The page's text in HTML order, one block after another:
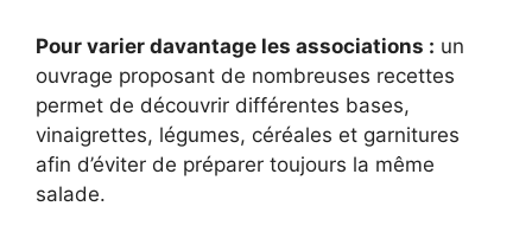
Pour varier davantage les associations : un
ouvrage proposant de nombreuses recettes
permet de découvrir différentes bases,
vinaigrettes, légumes, céréales et garnitures
afin d’éviter de préparer toujours la même
salade.